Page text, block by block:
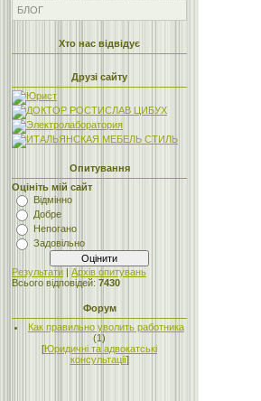
БЛОГ
Хто нас відвідує
Друзі сайту
Опитування
Оцініть мій сайт
Відмінно
Добре
Непогано
Задовільно
Результати | Архів опитувань
Всього відповідей: 7430
Форум
Как правильно уволить работника
(1)
[Юридичні та адвокатські
консультації]